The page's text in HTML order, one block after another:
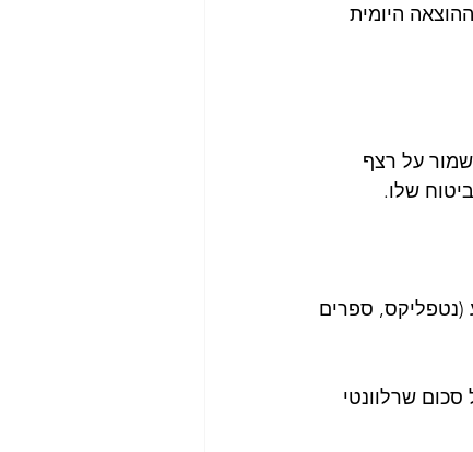
היומית
כ-130 ש"ח לאדם בכדי לשמור על רצף
שלו.
(נטפליקס, ספרים
להזין כל סכום שרלוונטי